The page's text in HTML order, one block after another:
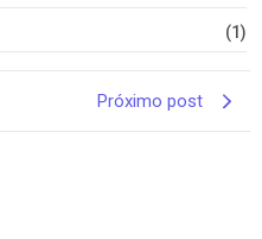
(1)
Próximo post